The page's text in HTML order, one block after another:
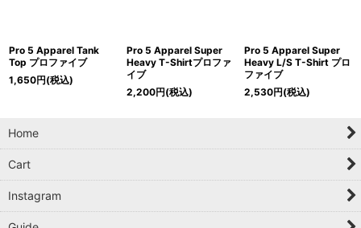
Pro 5 Apparel Tank
Top プロファイブ
1,650円(税込)
Pro 5 Apparel Super
Heavy T-Shirtプロファ
イブ
2,200円(税込)
Pro 5 Apparel Super
Heavy L/S T-Shirt プロ
ファイブ
2,530円(税込)
Home
Cart
Instagram